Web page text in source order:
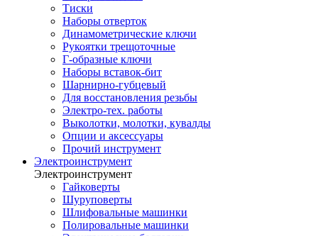
Тиски
Наборы отверток
Динамометрические ключи
Рукоятки трещоточные
Г-образные ключи
Наборы вставок-бит
Шарнирно-губцевый
Для восстановления резьбы
Электро-тех. работы
Выколотки, молотки, кувалды
Опции и аксессуары
Прочий инструмент
Электроинструмент
Электроинструмент
Гайковерты
Шуруповерты
Шлифовальные машинки
Полировальные машинки